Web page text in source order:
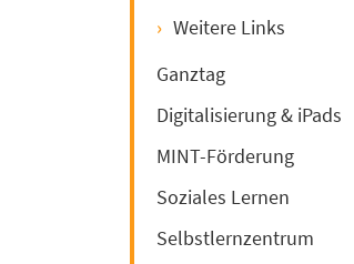
Weitere Links
Ganztag
Digitalisierung & iPads
MINT-Förderung
Soziales Lernen
Selbstlernzentrum